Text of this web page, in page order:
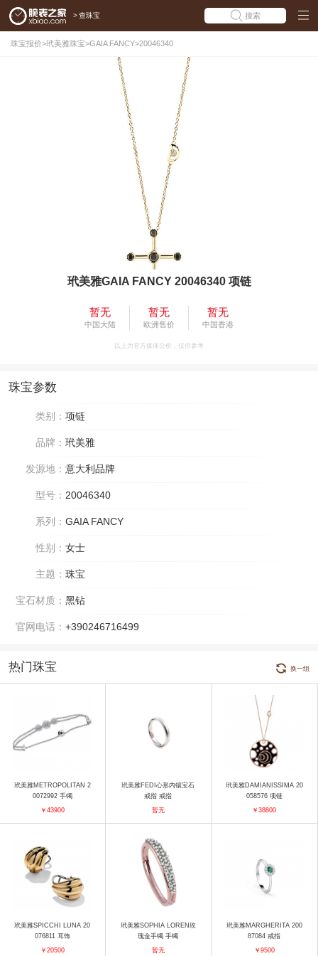
> 查珠宝 搜索
珠宝报价>玳美雅珠宝>GAIA FANCY>20046340
玳美雅GAIA FANCY 20046340 项链
暂无
中国大陆
暂无
欧洲售价
暂无
中国香港
以上为官方媒体公价，仅供参考
珠宝参数
类别： 项链
品牌： 玳美雅
发源地： 意大利品牌
型号： 20046340
系列： GAIA FANCY
性别： 女士
主题： 珠宝
宝石材质： 黑钻
官网电话： +390246716499
热门珠宝 换一组
玳美雅METROPOLITAN 2
0072992 手镯
￥43900
玳美雅FEDI心形内镶宝石
戒指 戒指
暂无
玳美雅DAMIANISSIMA 20
058576 项链
￥38800
玳美雅SPICCHI LUNA 20
076811 耳饰
￥20500
玳美雅SOPHIA LOREN玫
瑰金手镯 手镯
暂无
玳美雅MARGHERITA 200
87084 戒指
￥9500